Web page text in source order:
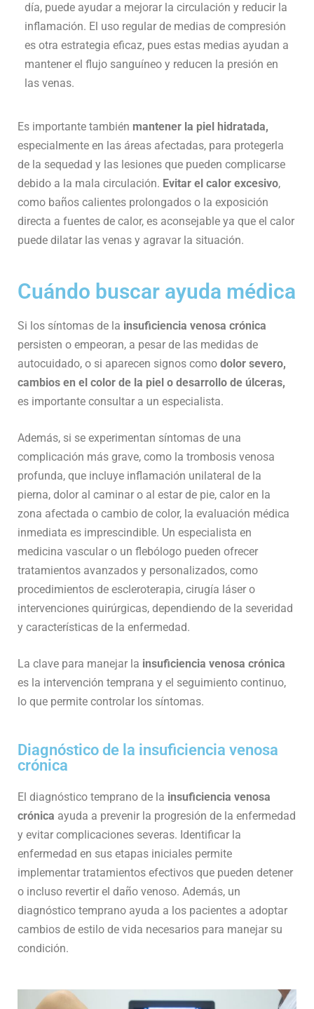
día, puede ayudar a mejorar la circulación y reducir la
inflamación. El uso regular de medias de compresión
es otra estrategia eficaz, pues estas medias ayudan a
mantener el flujo sanguíneo y reducen la presión en
las venas.
Es importante también mantener la piel hidratada,
especialmente en las áreas afectadas, para protegerla
de la sequedad y las lesiones que pueden complicarse
debido a la mala circulación. Evitar el calor excesivo,
como baños calientes prolongados o la exposición
directa a fuentes de calor, es aconsejable ya que el calor
puede dilatar las venas y agravar la situación.
Cuándo buscar ayuda médica
Si los síntomas de la insuficiencia venosa crónica
persisten o empeoran, a pesar de las medidas de
autocuidado, o si aparecen signos como dolor severo,
cambios en el color de la piel o desarrollo de úlceras,
es importante consultar a un especialista.
Además, si se experimentan síntomas de una
complicación más grave, como la trombosis venosa
profunda, que incluye inflamación unilateral de la
pierna, dolor al caminar o al estar de pie, calor en la
zona afectada o cambio de color, la evaluación médica
inmediata es imprescindible. Un especialista en
medicina vascular o un flebólogo pueden ofrecer
tratamientos avanzados y personalizados, como
procedimientos de escleroterapia, cirugía láser o
intervenciones quirúrgicas, dependiendo de la severidad
y características de la enfermedad.
La clave para manejar la insuficiencia venosa crónica
es la intervención temprana y el seguimiento continuo,
lo que permite controlar los síntomas.
Diagnóstico de la insuficiencia venosa
crónica
El diagnóstico temprano de la insuficiencia venosa
crónica ayuda a prevenir la progresión de la enfermedad
y evitar complicaciones severas. Identificar la
enfermedad en sus etapas iniciales permite
implementar tratamientos efectivos que pueden detener
o incluso revertir el daño venoso. Además, un
diagnóstico temprano ayuda a los pacientes a adoptar
cambios de estilo de vida necesarios para manejar su
condición.